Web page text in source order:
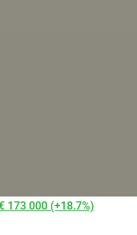
173 000 (+18.7%)